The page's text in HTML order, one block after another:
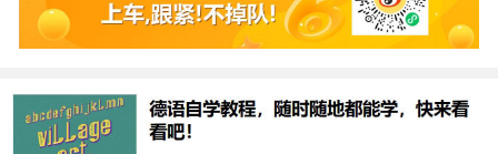
问题，但是小问题不注意可能会引起大麻烦，下面
就这个问题给大家做一些解读：
一、算命剪了体毛是吉还是凶